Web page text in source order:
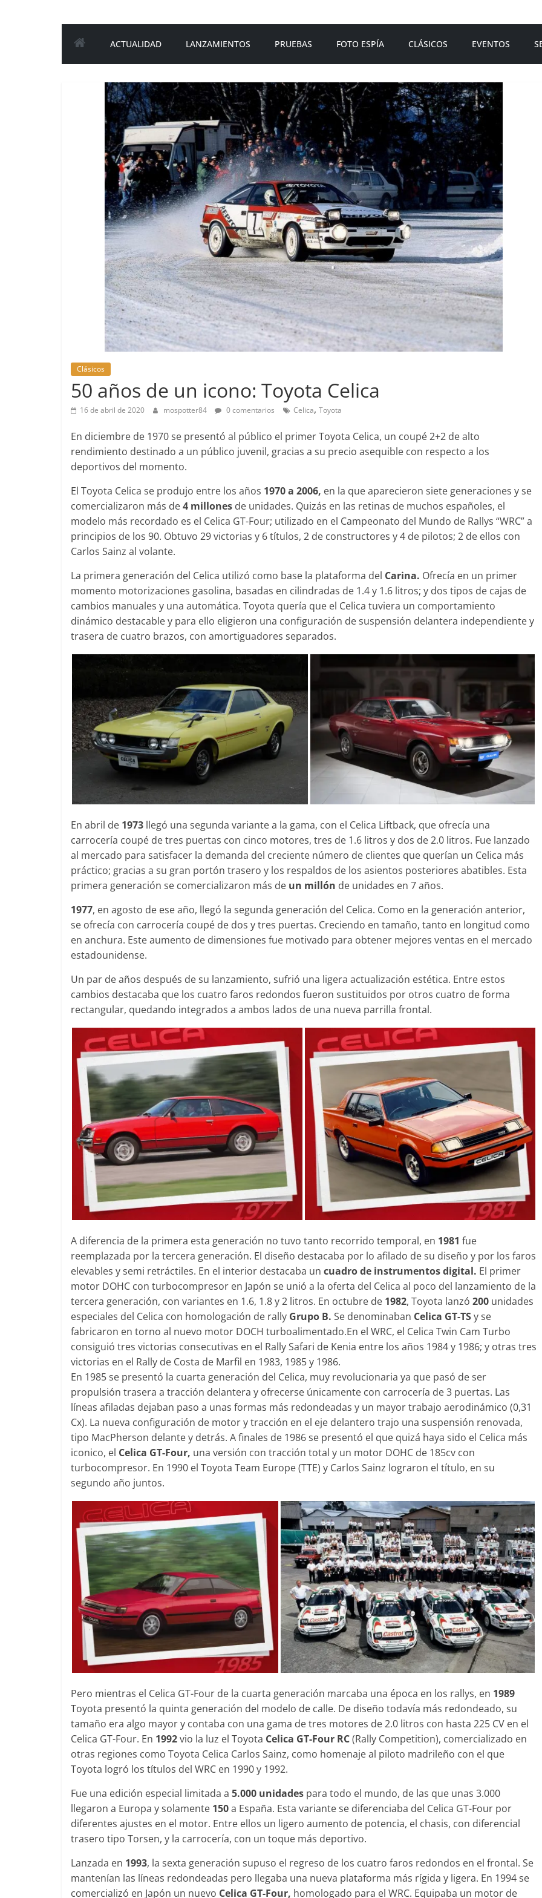
ACTUALIDAD LANZAMIENTOS PRUEBAS FOTO ESPÍA CLÁSICOS EVENTOS
Clásicos
50 años de un icono: Toyota Celica
16 de abril de 2020 mospotter84 0 comentarios Celica, Toyota
En diciembre de 1970 se presentó al público el primer Toyota Celica, un coupé 2+2 de alto
rendimiento destinado a un público juvenil, gracias a su precio asequible con respecto a los
deportivos del momento.
El Toyota Celica se produjo entre los años 1970 a 2006, en la que aparecieron siete generaciones y se
comercializaron más de4 millones de unidades. Quizás en las retinas de muchos españoles, el
modelo más recordado es el Celica GT-Four; utilizado en el Campeonato del Mundo de Rallys “WRC” a
principios de los 90. Obtuvo 29 victorias y 6 títulos, 2 de constructores y 4 de pilotos; 2 de ellos con
Carlos Sainz al volante.
La primera generación del Celica utilizó como base la plataforma del Carina. Ofrecía en un primer
momento motorizaciones gasolina, basadas en cilindradas de 1.4 y 1.6 litros; y dos tipos de cajas de
cambios manuales y una automática. Toyota quería que el Celica tuviera un comportamiento
dinámico destacable y para ello eligieron una configuración de suspensión delantera independiente y
trasera de cuatro brazos, con amortiguadores separados.
En abril de 1973 llegó una segunda variante a la gama, con el Celica Liftback, que ofrecía una
carrocería coupé de tres puertas con cinco motores, tres de 1.6 litros y dos de 2.0 litros. Fue lanzado
al mercado para satisfacer la demanda del creciente número de clientes que querían un Celica más
práctico; gracias a su gran portón trasero y los respaldos de los asientos posteriores abatibles. Esta
primera generación se comercializaron más de un millón de unidades en 7 años.
1977, en agosto de ese año, llegó la segunda generación del Celica. Como en la generación anterior,
se ofrecía con carrocería coupé de dos y tres puertas. Creciendo en tamaño, tanto en longitud como
en anchura. Este aumento de dimensiones fue motivado para obtener mejores ventas en el mercado
estadounidense.
Un par de años después de su lanzamiento, sufrió una ligera actualización estética. Entre estos
cambios destacaba que los cuatro faros redondos fueron sustituidos por otros cuatro de forma
rectangular, quedando integrados a ambos lados de una nueva parrilla frontal.
A diferencia de la primera esta generación no tuvo tanto recorrido temporal, en 1981 fue
reemplazada por la tercera generación. El diseño destacaba por lo afilado de su diseño y por los faros
elevables y semi retráctiles. En el interior destacaba un cuadro de instrumentos digital. El primer
motor DOHC con turbocompresor en Japón se unió a la oferta del Celica al poco del lanzamiento de la
tercera generación, con variantes en 1.6, 1.8 y 2 litros. En octubre de 1982, Toyota lanzó 200 unidades
especiales del Celica con homologación de rally Grupo B. Se denominaban Celica GT-TSy se
fabricaron en torno al nuevo motor DOCH turboalimentado.En el WRC, el Celica Twin Cam Turbo
consiguió tres victorias consecutivas en el Rally Safari de Kenia entre los años 1984 y 1986; y otras tres
victorias en el Rally de Costa de Marfil en 1983, 1985 y 1986.
En 1985 se presentó la cuarta generación del Celica, muy revolucionaria ya que pasó de ser
propulsión trasera a tracción delantera y ofrecerse únicamente con carrocería de 3 puertas. Las
líneas afiladas dejaban paso a unas formas más redondeadas y un mayor trabajo aerodinámico (0,31
Cx). La nueva configuración de motor y tracción en el eje delantero trajo una suspensión renovada,
tipo MacPherson delante y detrás. A finales de 1986 se presentó el que quizá haya sido el Celica más
iconico, el Celica GT-Four, una versión con tracción total y un motor DOHC de 185cv con
turbocompresor. En 1990 el Toyota Team Europe (TTE) y Carlos Sainz lograron el título, en su
segundo año juntos.
Pero mientras el Celica GT-Four de la cuarta generación marcaba una época en los rallys, en 1989
Toyota presentó la quinta generación del modelo de calle. De diseño todavía más redondeado, su
tamaño era algo mayor y contaba con una gama de tres motores de 2.0 litros con hasta 225 CV en el
Celica GT-Four. En 1992vio la luz el Toyota Celica GT-Four RC(Rally Competition), comercializado en
otras regiones como Toyota Celica Carlos Sainz, como homenaje al piloto madrileño con el que
Toyota logró los títulos del WRC en 1990 y 1992.
Fue una edición especial limitada a 5.000 unidades para todo el mundo, de las que unas 3.000
llegaron a Europa y solamente 150a España. Esta variante se diferenciaba del Celica GT-Four por
diferentes ajustes en el motor. Entre ellos un ligero aumento de potencia, el chasis, con diferencial
trasero tipo Torsen, y la carrocería, con un toque más deportivo.
Lanzada en 1993, la sexta generación supuso el regreso de los cuatro faros redondos en el frontal. Se
mantenían las líneas redondeadas pero llegaba una nueva plataforma más rígida y ligera. En 1994 se
comercializó en Japón un nuevo Celica GT-Four, homologado para el WRC. Equipaba un motor de
probamos el Smart fortwo
EQ
Pruebas
Clásicos
Clase S Coupé W140: 30
años de uno de los
31 de enero de 2022 mospotter84
Clásicos
Audi RS6: 20 años de
deportividad
Seguridad
Llamada a revisión en
Mercedes Clase A fabricados
entre 2017-2019
4 de septiembre de 2020
0
50 años del Mercedes-
ESF 13: un experimento
seguridad
31 de mayo de 2022 mospotter84